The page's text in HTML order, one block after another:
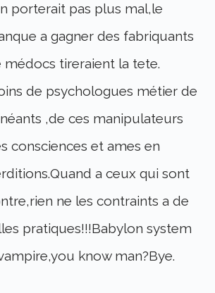
porterait pas plus mal,le
a gagner des fabriquants
médocs tireraient la tete.
de psychologues métier de
,de ces manipulateurs
consciences et ames en
a ceux qui sont
ne les contraints a de
pratiques!!!Babylon system
know man?Bye.